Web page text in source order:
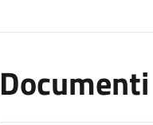
Documenti